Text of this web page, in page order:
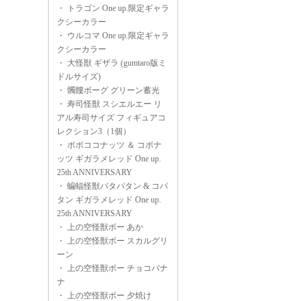
・
トラゴン One up.限定ギャラ
クシーカラー
・ ウルコマ One up.限定ギャラ
クシーカラー
・ 大怪獣 ギザラ (gumtaro版ミ
ドルサイズ)
・ 髑髏ボーグ グリーン蓄光
・ 寿司怪獣 スシエルエー リ
アル寿司サイズ フィギュアコ
レクション3（1個）
・ ボボココナッツ ＆ コボナ
ッツ ギガラメレッド One up.
25th ANNIVERSARY
・ 蝙蝠怪獣パタパタン & コパ
タン ギガラメレッド One up.
25th ANNIVERSARY
・ 上の空怪獣ボー あか
・ 上の空怪獣ボー スカルグリ
ーン
・ 上の空怪獣ボー チョコバナ
ナ
・ 上の空怪獣ボー 夕焼け